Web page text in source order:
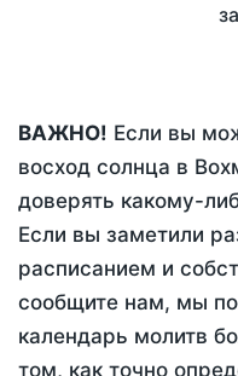
ВАЖНО! Если вы
восход солнца в
доверять какому-
Если вы заметили
расписанием и
сообщите нам, мы
календарь молитв
том, как точно